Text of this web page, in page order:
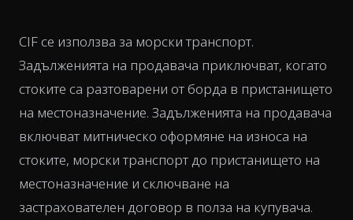
CIF се използва за морски транспорт.
Задълженията на продавача приключват, когато
стоките са разтоварени от борда в пристанището
на местоназначение. Задълженията на продавача
включват митническо оформяне на износа на
стоките, морски транспорт до пристанището на
местоназначение и сключване на
застрахователен договор в полза на купувача.